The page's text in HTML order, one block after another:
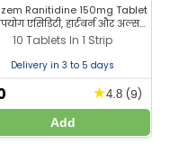
Ranitidine 150mg Tablet
एसिडिटी, हार्टबर्न और अल्सर
किया जाता है। जानिये इसके अन्य
मूल्य और साइड इफेक्ट्स।
10 Tablets In 1 Strip
Delivery in 3 to 5 days
★4.8 (9)
Add